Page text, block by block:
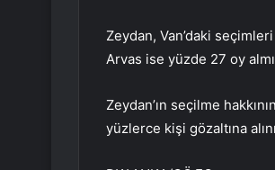
Zeydan, Van’daki
Arvas ise yüzde 27 oy
Zeydan’ın seçilme
yüzlerce kişi gözaltına